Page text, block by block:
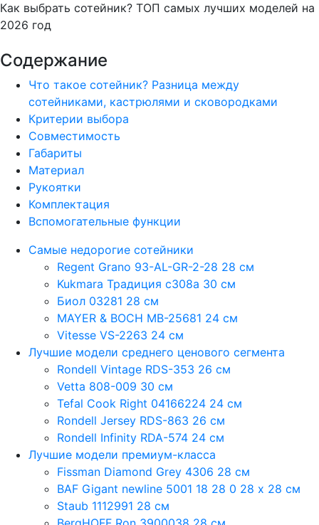
Как выбрать сотейник? ТОП самых лучших моделей на
2026 год
Содержание
Что такое сотейник? Разница между
сотейниками, кастрюлями и сковородками
Критерии выбора
Совместимость
Габариты
Материал
Рукоятки
Комплектация
Вспомогательные функции
Самые недорогие сотейники
Regent Grano 93-AL-GR-2-28 28 см
Kukmara Традиция с308а 30 см
Биол 03281 28 см
MAYER & BOCH MB-25681 24 см
Vitesse VS-2263 24 см
Лучшие модели среднего ценового сегмента
Rondell Vintage RDS-353 26 см
Vetta 808-009 30 см
Tefal Cook Right 04166224 24 см
Rondell Jersey RDS-863 26 см
Rondell Infinity RDA-574 24 см
Лучшие модели премиум-класса
Fissman Diamond Grey 4306 28 см
BAF Gigant newline 5001 18 28 0 28 х 28 см
Staub 1112991 28 см